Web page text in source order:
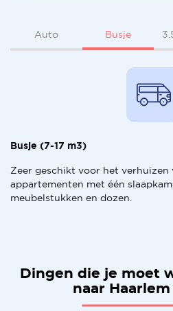
Auto Busje
Busje (7-17 m3)
Zeer geschikt voor het verhuizen
appartementen met één
meubelstukken en dozen.
Dingen die je moet
naar